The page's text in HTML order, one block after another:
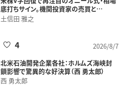
底打ちサイン。機関投資家の売買と…
土信田 雅之
2026/8/7
4
北米石油開発企業各社：ホルムズ海峡封
鎖影響で驚異的な好決算（西 勇太郎）
西 勇太郎